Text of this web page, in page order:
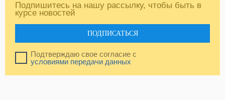
Подпишитесь на нашу рассылку, чтобы быть в
курсе новостей
ПОДПИСАТЬСЯ
Подтверждаю свое согласие с
условиями передачи данных